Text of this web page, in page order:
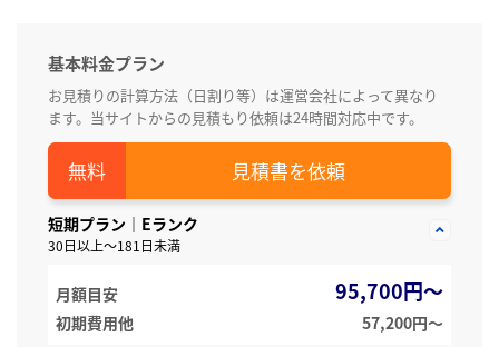
基本料金プラン
お見積りの計算方法（日割り等）は運営会社によって異なり
ます。当サイトからの見積もり依頼は24時間対応中です。
見積書を依頼
短期プラン｜Eランク
30日以上～181日未満
月額目安 95,700円～
初期費用他
57,200円〜